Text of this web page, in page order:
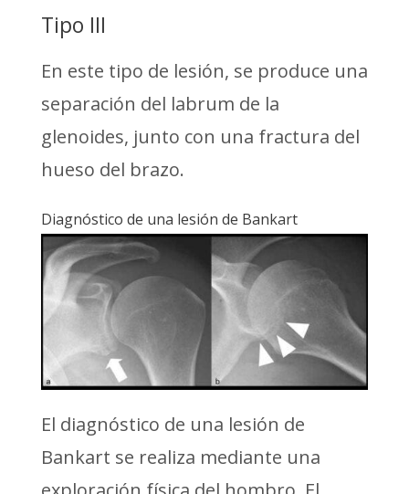
Tipo III
En este tipo de lesión, se produce una
separación del labrum de la
glenoides, junto con una fractura del
hueso del brazo.
Diagnóstico de una lesión de Bankart
El diagnóstico de una lesión de
Bankart se realiza mediante una